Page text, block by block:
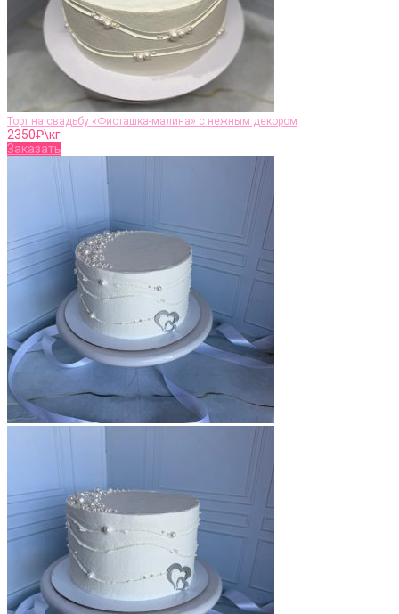
Торт на свадьбу «Фисташка-малина» с нежным декором
2350₽\кг
Заказать